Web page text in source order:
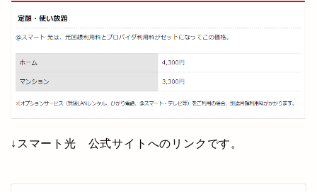
↓スマート光 公式サイトへのリンクです。